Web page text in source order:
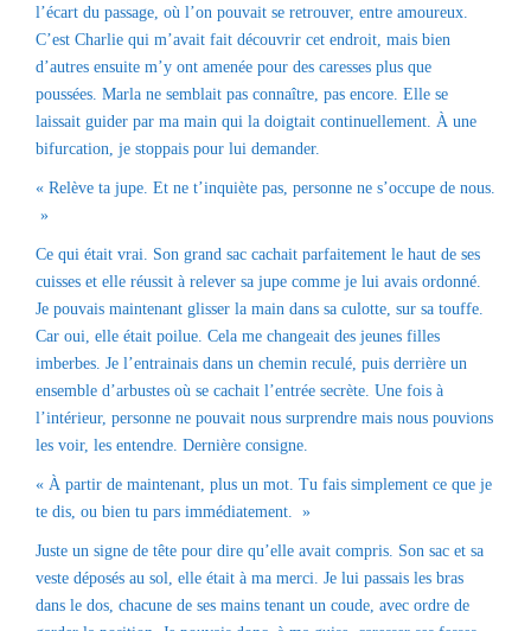
l’écart du passage, où l’on pouvait se retrouver, entre amoureux.
C’est Charlie qui m’avait fait découvrir cet endroit, mais bien
d’autres ensuite m’y ont amenée pour des caresses plus que
poussées. Marla ne semblait pas connaître, pas encore. Elle se
laissait guider par ma main qui la doigtait continuellement. À une
bifurcation, je stoppais pour lui demander.
« Relève ta jupe. Et ne t’inquiète pas, personne ne s’occupe de nous.
»
Ce qui était vrai. Son grand sac cachait parfaitement le haut de ses
cuisses et elle réussit à relever sa jupe comme je lui avais ordonné.
Je pouvais maintenant glisser la main dans sa culotte, sur sa touffe.
Car oui, elle était poilue. Cela me changeait des jeunes filles
imberbes. Je l’entrainais dans un chemin reculé, puis derrière un
ensemble d’arbustes où se cachait l’entrée secrète. Une fois à
l’intérieur, personne ne pouvait nous surprendre mais nous pouvions
les voir, les entendre. Dernière consigne.
« À partir de maintenant, plus un mot. Tu fais simplement ce que je
te dis, ou bien tu pars immédiatement. »
Juste un signe de tête pour dire qu’elle avait compris. Son sac et sa
veste déposés au sol, elle était à ma merci. Je lui passais les bras
dans le dos, chacune de ses mains tenant un coude, avec ordre de